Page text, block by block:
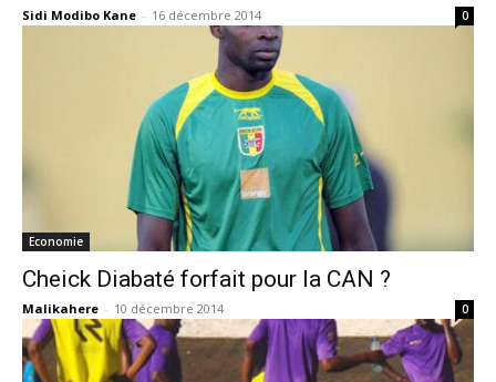
Sidi Modibo Kane - 16 décembre 2014 0
Economie
Cheick Diabaté forfait pour la CAN ?
Malikahere - 10 décembre 2014 0